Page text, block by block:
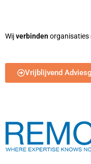
Wijverbinden organisaties
Vrijblijvend